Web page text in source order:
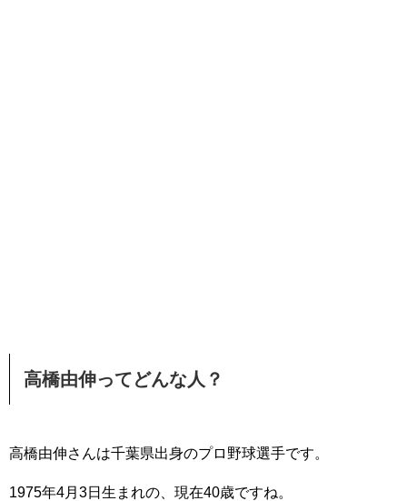
高橋由伸ってどんな人？
高橋由伸さんは千葉県出身のプロ野球選手です。
1975年4月3日生まれの、現在40歳ですね。